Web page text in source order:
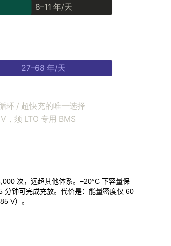
次，远超其他体系。−20°C 下容量保
分钟可完成充放。代价是：能量密度仅 60
V）。